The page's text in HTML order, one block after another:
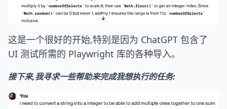
这是一个很好的开始,特别是因为 ChatGPT 包含了
UI 测试所需的 Playwright 库的各种导入。
接下来,我寻求一些帮助来完成我想执行的任务: